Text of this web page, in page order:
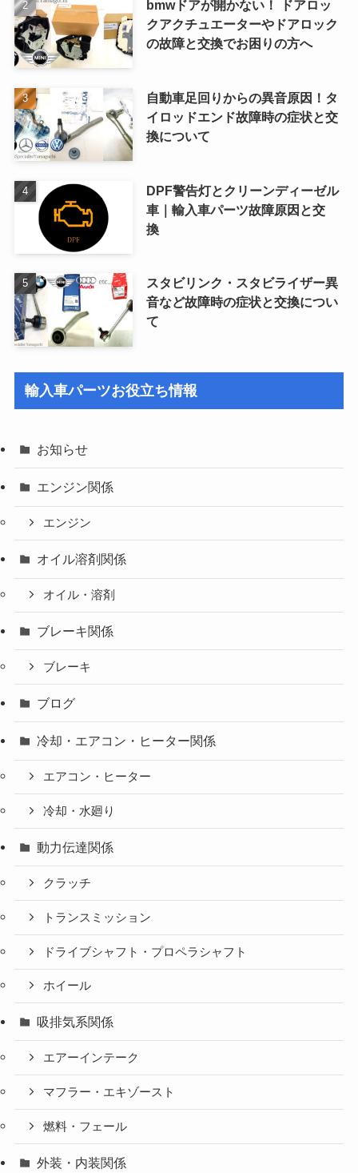
bmwドアが開かない！ ドアロッ
クアクチュエーターやドアロック
の故障と交換でお困りの方へ
自動車足回りからの異音原因！タ
イロッドエンド故障時の症状と交
換について
DPF警告灯とクリーンディーゼル
車｜輸入車パーツ故障原因と交
換
スタビリンク・スタビライザー異
音など故障時の症状と交換につい
て
輸入車パーツお役立ち情報
お知らせ
エンジン関係
エンジン
オイル溶剤関係
オイル・溶剤
ブレーキ関係
ブレーキ
ブログ
冷却・エアコン・ヒーター関係
エアコン・ヒーター
冷却・水廻り
動力伝達関係
クラッチ
トランスミッション
ドライブシャフト・プロペラシャフト
ホイール
吸排気系関係
エアーインテーク
マフラー・エキゾースト
燃料・フェール
外装・内装関係